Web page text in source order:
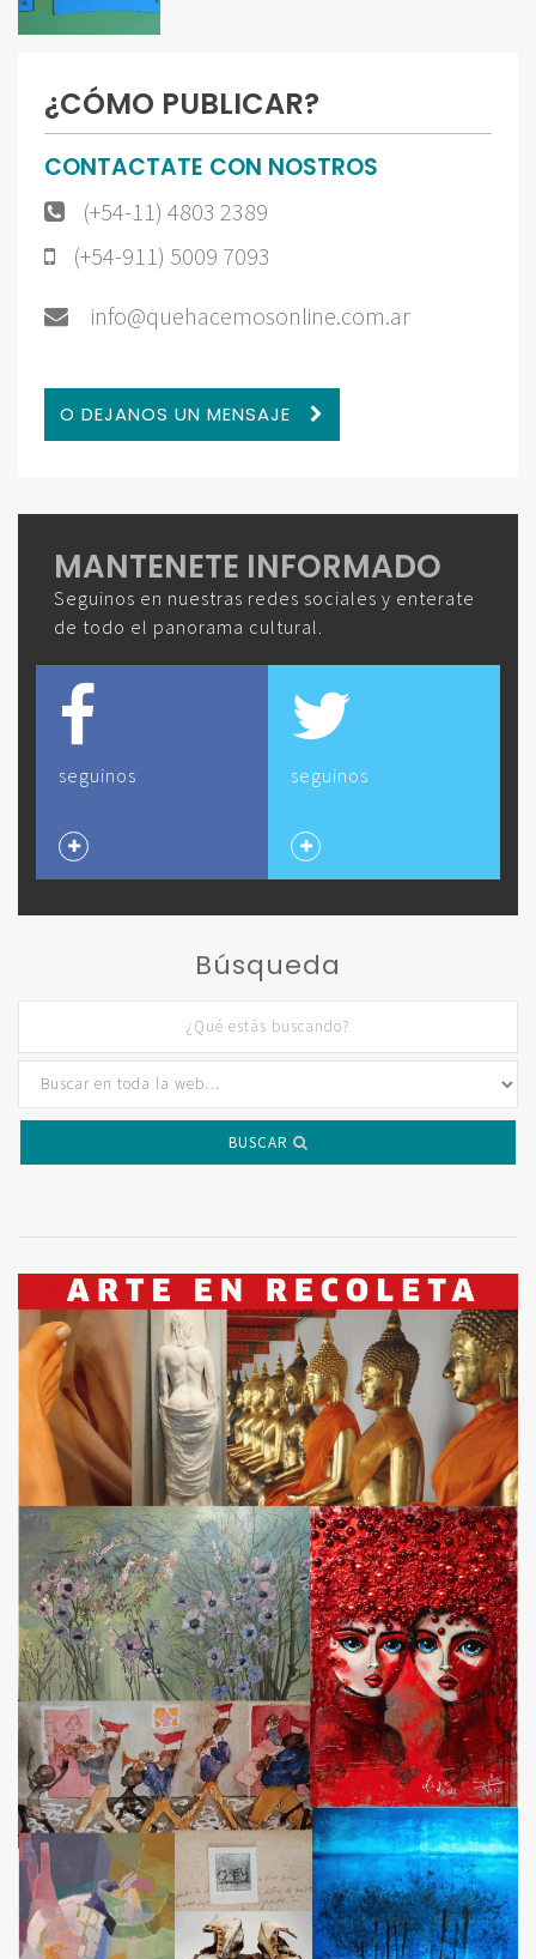
¿CÓMO PUBLICAR?
CONTACTATE CON NOSTROS
(+54-11) 4803 2389
(+54-911) 5009 7093
info@quehacemosonline.com.ar
O DEJANOS UN MENSAJE
MANTENETE INFORMADO
Seguinos en nuestras redes sociales y enterate
de todo el panorama cultural.
seguinos seguinos
Búsqueda
BUSCAR